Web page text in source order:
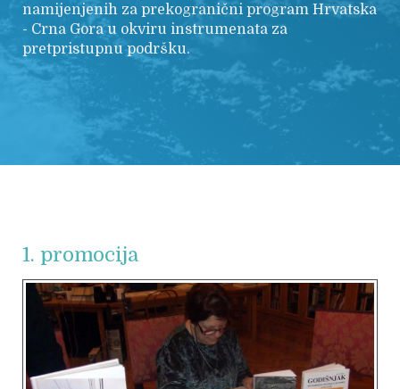
namijenjenih za prekogranični program Hrvatska
- Crna Gora u okviru instrumenata za
pretpristupnu podršku.
1. promocija